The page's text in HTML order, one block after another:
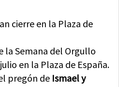
cierre en la Plaza de
Semana del Orgullo
en la Plaza de España.
pregón de Ismael y